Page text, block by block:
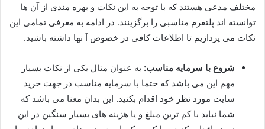
مختلف مدعی هستند که با توجه به این نکات و بهره مندی از آن ها
توانسته اند پلتفرم مناسبی را برگزینند. در ادامه به معرفی تمامی این
نکات می پردازیم تا اطلاعات کافی در خصوص آ نها داشته باشید.
شروع با سرمایه مناسب: به عنوان مثال یکی از نکات بسیار
مهم این می باشد که حتما با سرمایه مناسب در جهت خرید
سایت مورد نظر خود اقدام بکنید. این بدان معنا می باشد که
شما نباید با کم ترین مبلغ و یا هزینه های بسیار سنگین در این